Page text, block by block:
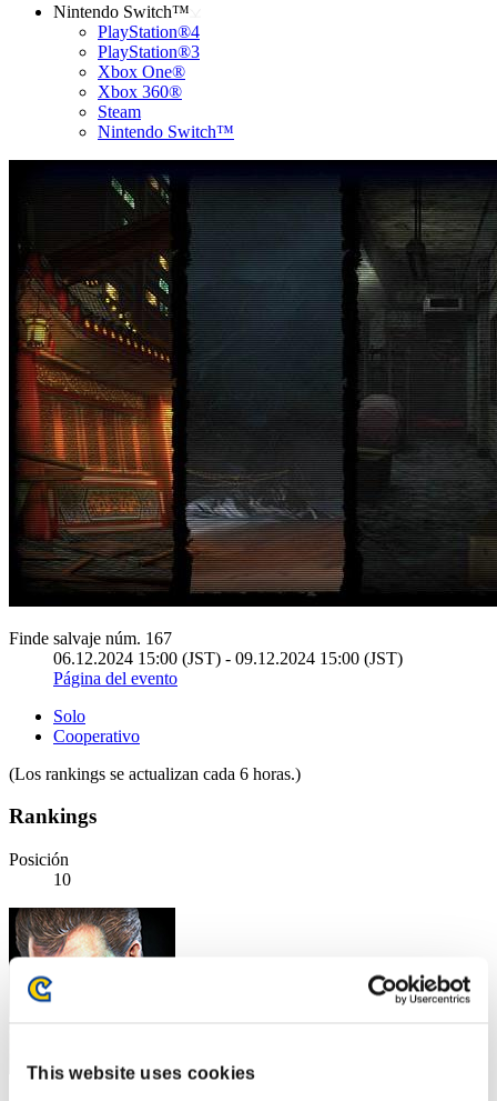
This website uses cookies
Nintendo Switch™
PlayStation®4
PlayStation®3
Xbox One®
Xbox 360®
Steam
Nintendo Switch™
Finde salvaje núm. 167
06.12.2024 15:00 (JST) - 09.12.2024 15:00 (JST)
Página del evento
Solo
Cooperativo
(Los rankings se actualizan cada 6 horas.)
Rankings
Posición
10